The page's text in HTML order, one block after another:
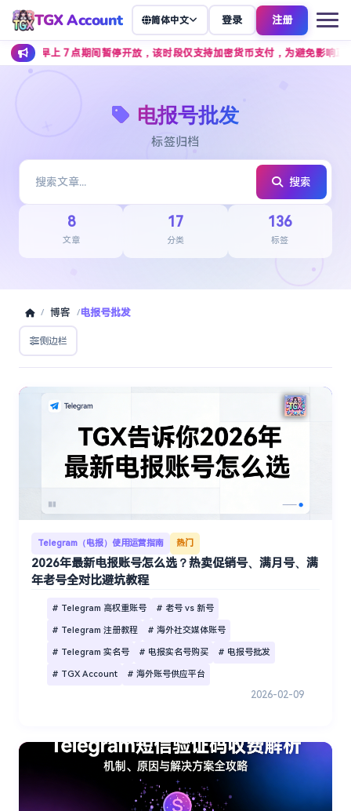
TGX Account 简体中文 登录 注册
上 7 点期间暂停开放，该时段仅支持加密货币支付，为避免影响正常下单
电报号批发
标签归档
搜索
8
文章
17
分类
136
标签
/ 博客 /电报号批发
侧边栏
Telegram（电报）使用运营指南 热门
2026年最新电报账号怎么选？热卖促销号、满月号、满
年老号全对比避坑教程
# Telegram 高权重账号 # 老号 vs 新号
# Telegram 注册教程 # 海外社交媒体账号
# Telegram 实名号 # 电报实名号购买 # 电报号批发
# TGX Account # 海外账号供应平台
2026-02-09